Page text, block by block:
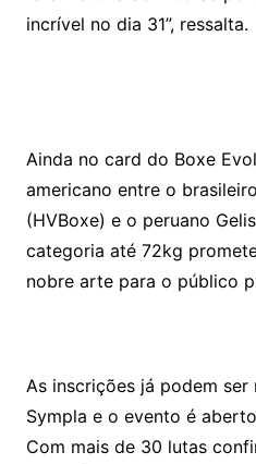
incrível no dia 31”, ressalta.
Ainda no card do Boxe
americano entre o
(HVBoxe) e o peruano
categoria até 72kg
nobre arte para o público
As inscrições já podem
Sympla e o evento é
Com mais de 30 lutas